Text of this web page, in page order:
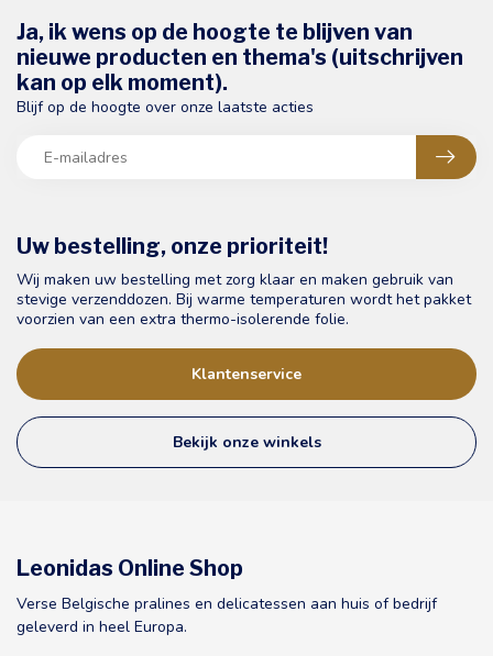
Uw bestelling, onze prioriteit!
Wij maken uw bestelling met zorg klaar en maken gebruik van
stevige verzenddozen. Bij warme temperaturen wordt het pakket
voorzien van een extra thermo-isolerende folie.
Klantenservice
Bekijk onze winkels
Ja, ik wens op de hoogte te blijven van
nieuwe producten en thema's (uitschrijven
kan op elk moment).
Blijf op de hoogte over onze laatste acties
Leonidas Online Shop
Verse Belgische pralines en delicatessen aan huis of bedrijf
geleverd in heel Europa.